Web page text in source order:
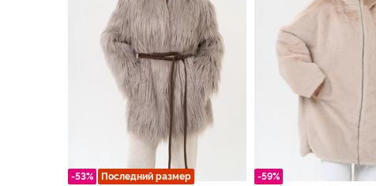
-53% Последний размер -59%